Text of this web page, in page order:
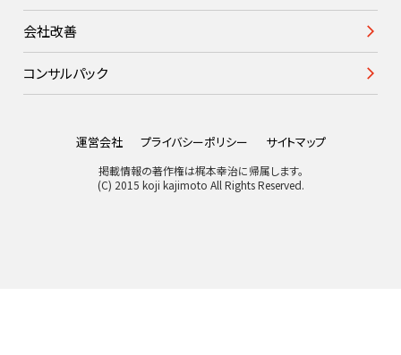
会社改善
コンサルパック
運営会社 プライバシーポリシー サイトマップ
掲載情報の著作権は梶本幸治に帰属します。
(C) 2015 koji kajimoto All Rights Reserved.